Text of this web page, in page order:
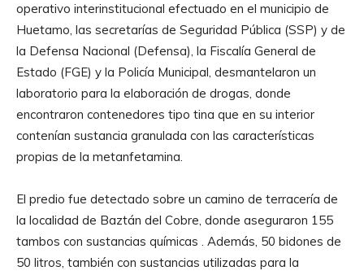
operativo interinstitucional efectuado en el municipio de
Huetamo, las secretarías de Seguridad Pública (SSP) y de
la Defensa Nacional (Defensa), la Fiscalía General de
Estado (FGE) y la Policía Municipal, desmantelaron un
laboratorio para la elaboración de drogas, donde
encontraron contenedores tipo tina que en su interior
contenían sustancia granulada con las características
propias de la metanfetamina.
El predio fue detectado sobre un camino de terracería de
la localidad de Baztán del Cobre, donde aseguraron 155
tambos con sustancias químicas . Además, 50 bidones de
50 litros, también con sustancias utilizadas para la